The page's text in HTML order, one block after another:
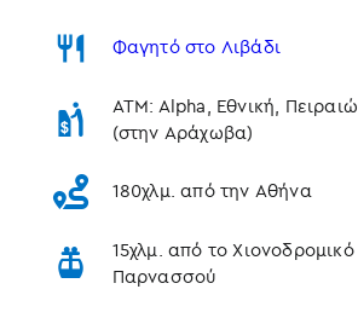
Φαγητό στο Λιβάδι
ATM: Alpha, Εθνική,
(στην Αράχωβα)
180χλμ. από την Αθήνα
15χλμ. από το
Παρνασσού